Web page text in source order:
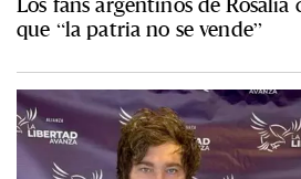
que “la patria no se vende”